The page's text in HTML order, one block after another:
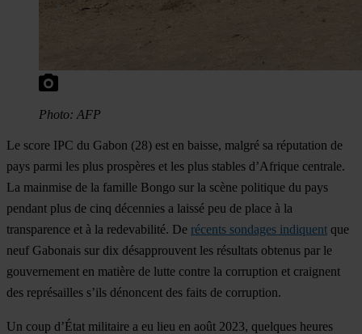
Photo: AFP
Le score IPC du Gabon (28) est en baisse, malgré sa réputation de
pays parmi les plus prospères et les plus stables d’Afrique centrale.
La mainmise de la famille Bongo sur la scène politique du pays
pendant plus de cinq décennies a laissé peu de place à la
transparence et à la redevabilité. De récents sondages indiquent que
neuf Gabonais sur dix désapprouvent les résultats obtenus par le
gouvernement en matière de lutte contre la corruption et craignent
des représailles s’ils dénoncent des faits de corruption.
Un coup d’État militaire a eu lieu en août 2023, quelques heures